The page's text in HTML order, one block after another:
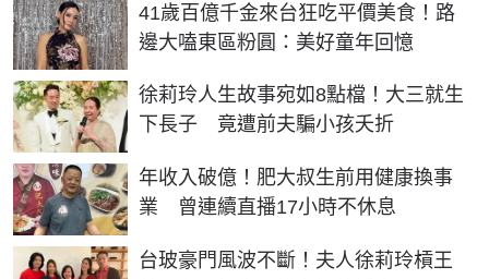
41歲百億千金來台狂吃平價美食！路
邊大嗑東區粉圓：美好童年回憶
徐莉玲人生故事宛如8點檔！大三就生
下長子 竟遭前夫騙小孩夭折
年收入破億！肥大叔生前用健康換事
業 曾連續直播17小時不休息
台玻豪門風波不斷！夫人徐莉玲槓王